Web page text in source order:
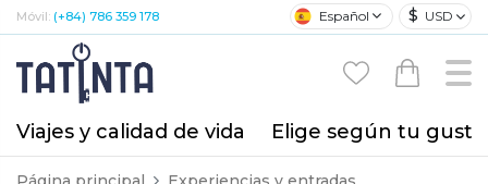
Móvil: (+84) 786 359 178 Español $ USD
Viajes y calidad de vida Elige según tu